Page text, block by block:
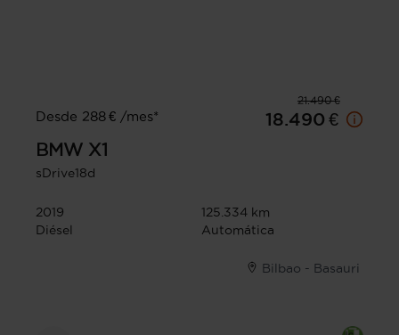
21.490 €
Desde 288 € /mes*
18.490 €
BMW X1
sDrive18d
2019
125.334 km
Diésel
Automática
Bilbao - Basauri